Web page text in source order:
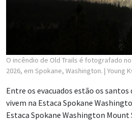
O incêndio de Old Trails é fotografado
2026, em Spokane, Washington. | Young
Entre os evacuados estão os
vivem na Estaca Spokane
Estaca Spokane Washington